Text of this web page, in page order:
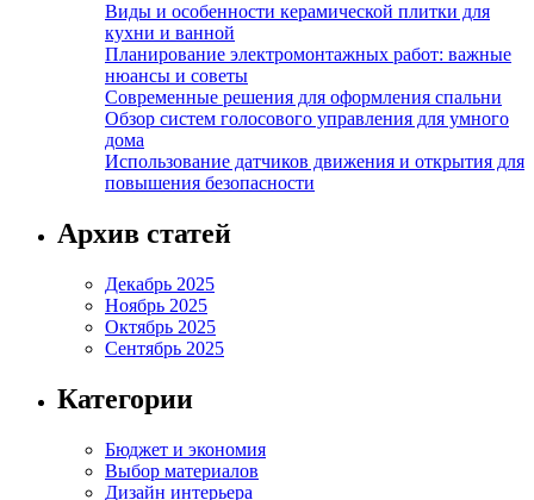
Виды и особенности керамической плитки для
кухни и ванной
Планирование электромонтажных работ: важные
нюансы и советы
Современные решения для оформления спальни
Обзор систем голосового управления для умного
дома
Использование датчиков движения и открытия для
повышения безопасности
Архив статей
Декабрь 2025
Ноябрь 2025
Октябрь 2025
Сентябрь 2025
Категории
Бюджет и экономия
Выбор материалов
Дизайн интерьера